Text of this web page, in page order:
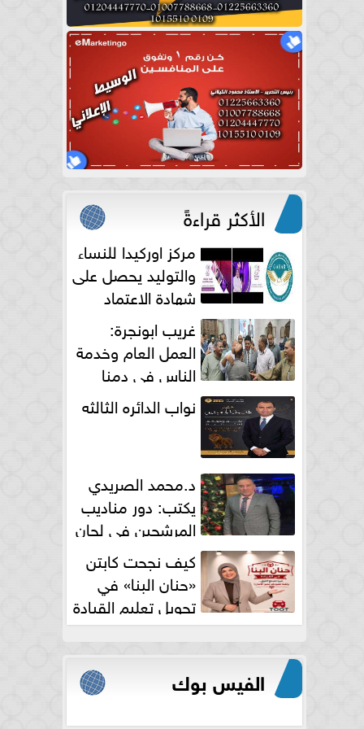
الأكثر قراءةً
مركز اوركيدا للنساء
والتوليد يحصل على
شهادة الاعتماد
الكامل
غريب ابونجرة:
العمل العام وخدمة
الناس فى دمنا
نواب الدائره الثالثه
د.محمد الصريدي
يكتب: دور مناديب
المرشحين في لجان
الانتخابات
كيف نجحت كابتن
«حنان البنا» في
تحويل تعليم القيادة
النسائية من خوف...
الفيس بوك